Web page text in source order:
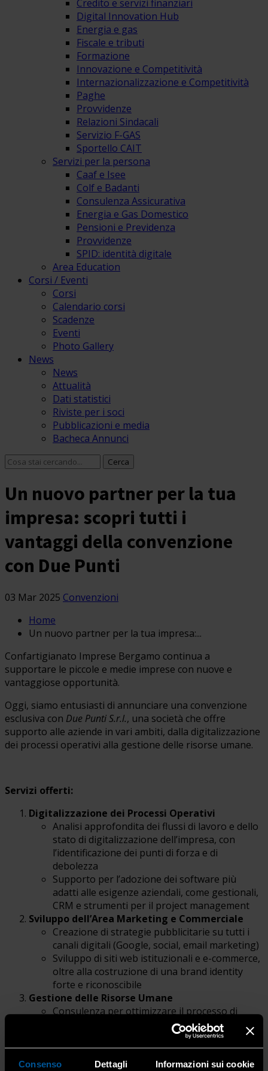
Consenso Dettagli Informazioni sui cookie
Credito e servizi finanziari
Digital Innovation Hub
Energia e gas
Fiscale e tributi
Formazione
Innovazione e Competitività
Internazionalizzazione e Competitività
Paghe
Provvidenze
Relazioni Sindacali
Servizio F-GAS
Sportello CAIT
Servizi per la persona
Caaf e Isee
Colf e Badanti
Consulenza Assicurativa
Energia e Gas Domestico
Pensioni e Previdenza
Provvidenze
SPID: identità digitale
Area Education
Corsi / Eventi
Corsi
Calendario corsi
Scadenze
Eventi
Photo Gallery
News
News
Attualità
Dati statistici
Riviste per i soci
Pubblicazioni e media
Bacheca Annunci
Un nuovo partner per la tua
impresa: scopri tutti i
vantaggi della convenzione
con Due Punti
03 Mar 2025 Convenzioni
Home
Un nuovo partner per la tua impresa:...
Confartigianato Imprese Bergamo continua a
supportare le piccole e medie imprese con nuove e
vantaggiose opportunità.
Oggi, siamo entusiasti di annunciare una convenzione
esclusiva con Due Punti S.r.l., una società che offre
supporto alle aziende in vari ambiti, dalla digitalizzazione
dei processi operativi alla gestione delle risorse umane.
Servizi offerti:
Digitalizzazione dei Processi Operativi
Analisi approfondita dei flussi di lavoro e dello
stato di digitalizzazione dell’impresa, con
l’identificazione dei punti di forza e di
debolezza
Supporto per l’adozione dei software più
adatti alle esigenze aziendali, come gestionali,
CRM e strumenti per il project management
Sviluppo dell’Area Marketing e Commerciale
Creazione di strategie pubblicitarie su tutti i
canali digitali (Google, social, email marketing)
Sviluppo di siti web istituzionali e e-commerce,
oltre alla costruzione di una brand identity
forte e riconoscibile
Gestione delle Risorse Umane
Consulenza per ottimizzare il processo di
selezione del personale e migliorare il
percorso di inserimento e formazione dei
neoassunti
Creazione di obiettivi di crescita e piani di